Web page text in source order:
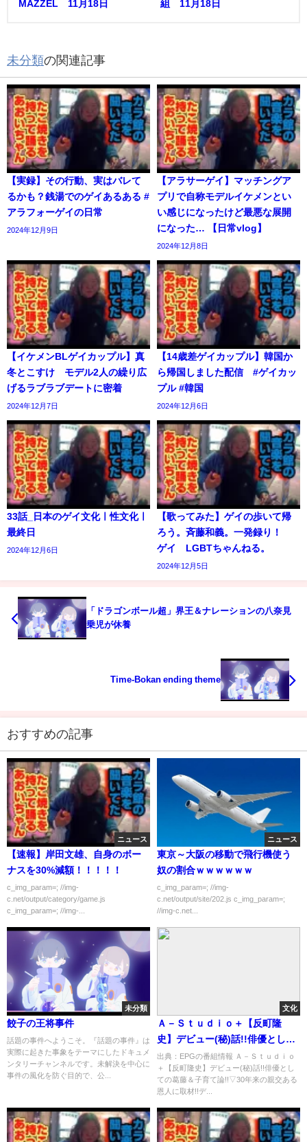
MAZZEL 11月18日 組 11月18日
未分類の関連記事
【実録】その行動、実はバレて
るかも？銭湯でのゲイあるある #
アラフォーゲイの日常
2024年12月9日
【アラサーゲイ】マッチングア
プリで自称モデルイケメンとい
い感じになったけど最悪な展開
になった… 【日常vlog】
2024年12月8日
【イケメンBLゲイカップル】真
冬とこすけ モデル2人の繰り広
げるラブラブデートに密着
2024年12月7日
【14歳差ゲイカップル】韓国か
ら帰国しました配信 #ゲイカッ
プル #韓国
2024年12月6日
33話_日本のゲイ文化ㅣ性文化ㅣ
最終日
2024年12月6日
【歌ってみた】ゲイの歩いて帰
ろう。斉藤和義。一発録り！
ゲイ LGBTちゃんねる。
2024年12月5日
「ドラゴンボール超」界王＆ナレーションの八奈見
乗児が休養
Time-Bokan ending theme
おすすめの記事
ニュース
【速報】岸田文雄、自身のボー
ナスを30%減額！！！！！
c_img_param=; //img-
c.net/output/category/game.js
c_img_param=; //img-...
ニュース
東京～大阪の移動で飛行機使う
奴の割合ｗｗｗｗｗｗ
c_img_param=; //img-
c.net/output/site/202.js c_img_param=;
//img-c.net...
未分類
餃子の王将事件
話題の事件へようこそ。『話題の事件』は
実際に起きた事象をテーマにしたドキュメ
ンタリーチャンネルです。未解決を中心に
事件の風化を防ぐ目的で、公...
文化
Ａ－Ｓｔｕｄｉｏ＋【反町隆
史】デビュー(秘)話!!俳優として
の葛藤＆子育て論!![解][字]…の
番組内容解析まとめ
出典：EPGの番組情報 Ａ－Ｓｔｕｄｉｏ
＋【反町隆史】デビュー(秘)話!!俳優とし
ての葛藤＆子育て論!!▽30年来の親交ある
恩人に取材!!デ...